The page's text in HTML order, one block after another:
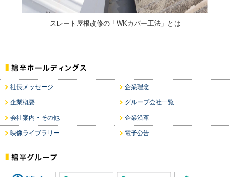
スレート屋根改修の「WKカバー工法」とは
社長メッセージ 企業理念
企業概要 グループ会社一覧
会社案内・その他 企業沿革
映像ライブラリー 電子公告